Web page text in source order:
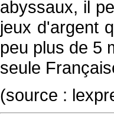
abyssaux, il
jeux d'argent
peu plus de 5
seule
(source :